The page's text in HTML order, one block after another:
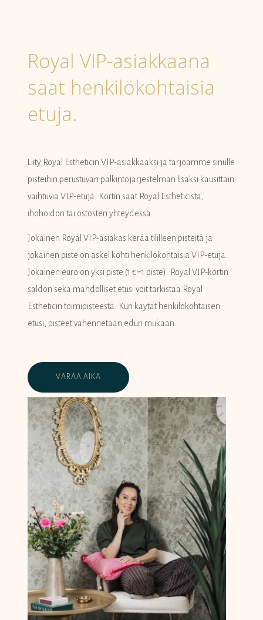
Royal VIP-asiakkaana
saat henkilökohtaisia
etuja.
Liity Royal Estheticin VIP-asiakkaaksi ja tarjoamme sinulle
pisteihin perustuvan palkintojärjestelmän lisäksi kausittain
vaihtuvia VIP-etuja. Kortin saat Royal Estheticistä,
ihohoidon tai ostosten yhteydessä.
Jokainen Royal VIP-asiakas kerää tililleen pisteitä ja
jokainen piste on askel kohti henkilökohtaisia VIP-etuja.
Jokainen euro on yksi piste (1 €=1 piste). Royal VIP-kortin
saldon sekä mahdolliset etusi voit tarkistaa Royal
Estheticin toimipisteestä. Kun käytät henkilökohtaisen
etusi, pisteet vähennetään edun mukaan.
VARAA AIKA